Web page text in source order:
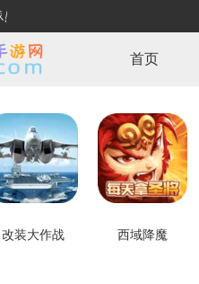
首页
改装大作战 西域降魔